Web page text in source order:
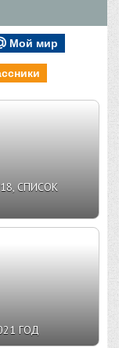
Мой мир
СПИСОК
ГОД